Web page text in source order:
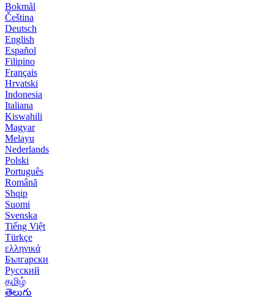
Bokmål
Čeština
Deutsch
English
Español
Filipino
Français
Hrvatski
Indonesia
Italiana
Kiswahili
Magyar
Melayu
Nederlands
Polski
Português
Română
Shqip
Suomi
Svenska
Tiếng Việt
Türkçe
ελληνικά
Български
Русский
தமிழ்
తెలుగు